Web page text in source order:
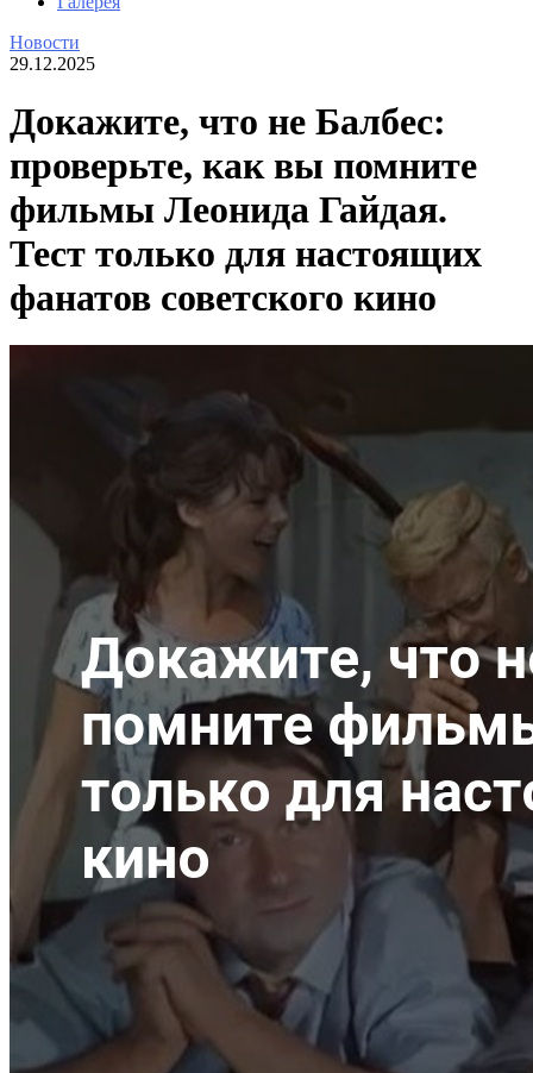
Новости
29.12.2025
Докажите, что не Балбес:
проверьте, как вы помните
фильмы Леонида Гайдая.
Тест только для настоящих
фанатов советского кино